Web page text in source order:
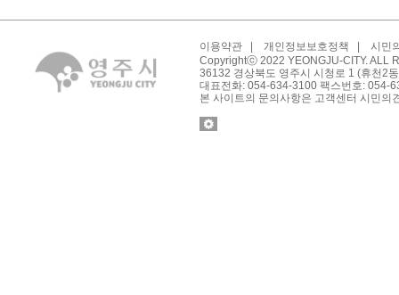
이용약관 개인정보보호정책
시민
Copyrightⓒ 2022 YEONGJU-CITY. ALL
36132 경상북도 영주시 시청로 1 (휴천2
대표전화: 054-634-3100 팩스번호: 054-
본 사이트의 문의사항은 고객센터 시민의